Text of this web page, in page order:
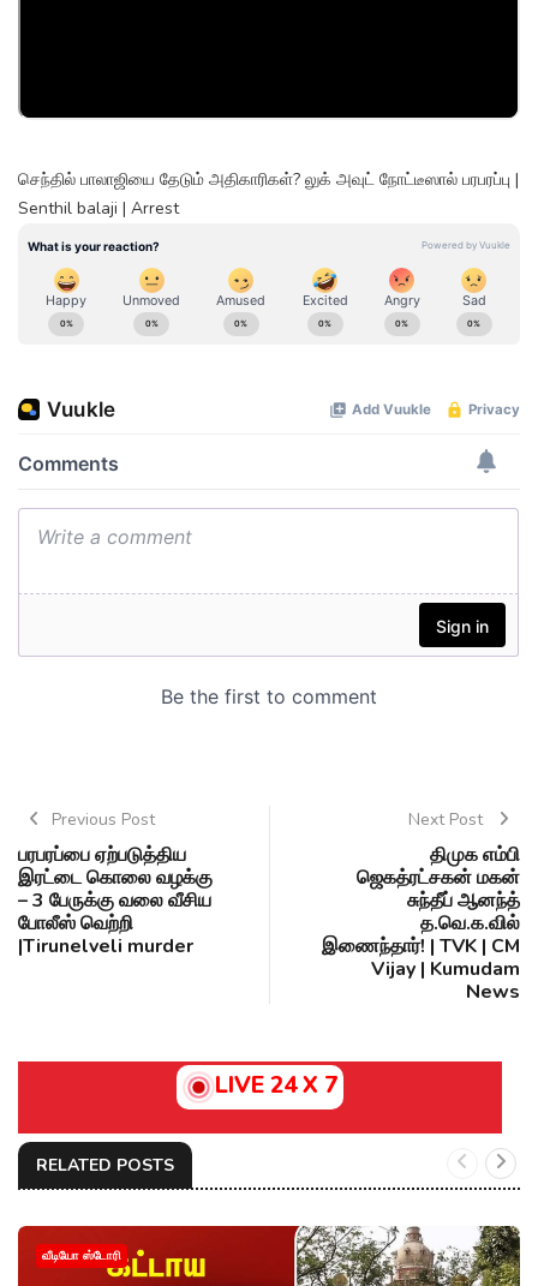
செந்தில் பாலாஜியை தேடும் அதிகாரிகள்? லுக் அவுட் நோட்டீஸால் பரபரப்பு |
Senthil balaji | Arrest
Previous Post
பரபரப்பை ஏற்படுத்திய
இரட்டை கொலை வழக்கு
– 3 பேருக்கு வலை வீசிய
போலீஸ் வெற்றி
|Tirunelveli murder
Next Post
திமுக எம்பி
ஜெகத்ரட்சகன் மகன்
சுந்தீப் ஆனந்த்
த.வெ.க.வில்
இணைந்தார்! | TVK | CM
Vijay | Kumudam
News
LIVE 24 X 7
RELATED POSTS
வீடியோ ஸ்டோரி